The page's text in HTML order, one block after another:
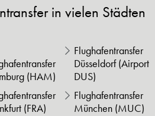
in vielen Städten
(HAM)
Flughafentransfer
Düsseldorf (Airport
DUS)
(FRA)
Flughafentransfer
München (MUC)